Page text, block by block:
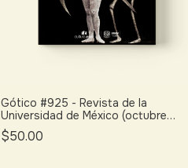
Gótico #925 - Revista de la
Universidad de México (octubre
2025)
$50.00